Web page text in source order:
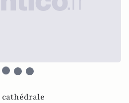
cathédrale